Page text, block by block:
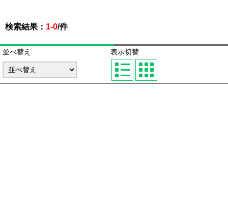
検索結果： 1-0/件
並べ替え 表示切替